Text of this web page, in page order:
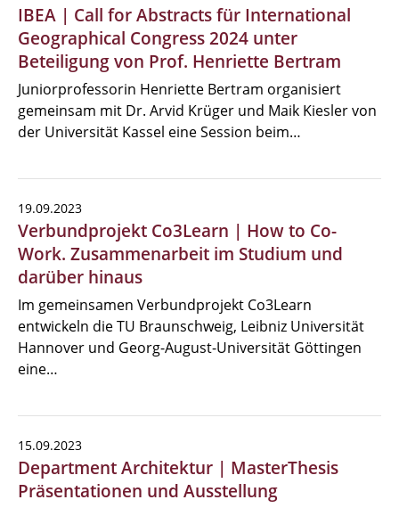
IBEA | Call for Abstracts für International
Geographical Congress 2024 unter
Beteiligung von Prof. Henriette Bertram
Juniorprofessorin Henriette Bertram organisiert
gemeinsam mit Dr. Arvid Krüger und Maik Kiesler von
der Universität Kassel eine Session beim…
19.09.2023
Verbundprojekt Co3Learn | How to Co-
Work. Zusammenarbeit im Studium und
darüber hinaus
Im gemeinsamen Verbundprojekt Co3Learn
entwickeln die TU Braunschweig, Leibniz Universität
Hannover und Georg-August-Universität Göttingen
eine…
15.09.2023
Department Architektur | MasterThesis
Präsentationen und Ausstellung